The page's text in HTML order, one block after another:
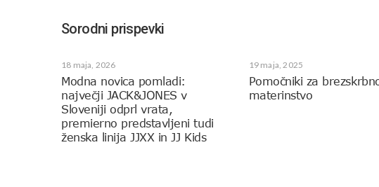
Sorodni prispevki
18 maja, 2026
Modna novica pomladi:
največji JACK&JONES v
Sloveniji odprl vrata,
premierno predstavljeni tudi
ženska linija JJXX in JJ Kids
19 maja, 2025
Pomočniki za
materinstvo